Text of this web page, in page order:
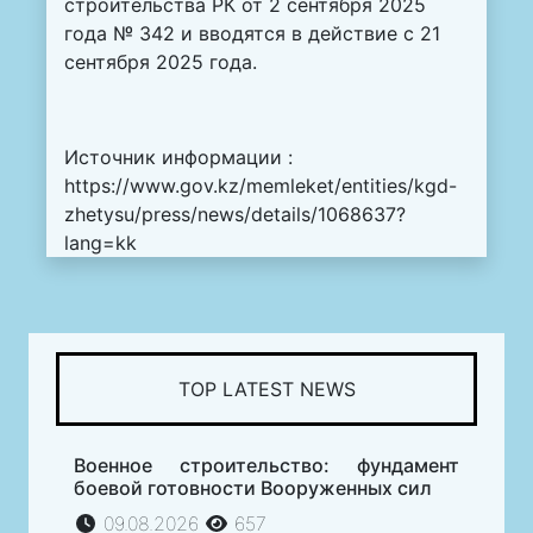
года № 342 и вводятся в действие с 21
сентября 2025 года.
Источник информации :
https://www.gov.kz/memleket/entities/kgd-
zhetysu/press/news/details/1068637?
lang=kk
TOP LATEST NEWS
Военное строительство: фундамент
боевой готовности Вооруженных сил
09.08.2026
657